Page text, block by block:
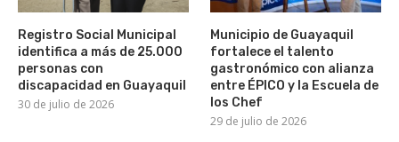
Registro Social Municipal
identifica a más de 25.000
personas con
discapacidad en Guayaquil
30 de julio de 2026
Municipio de Guayaquil
fortalece el talento
gastronómico con alianza
entre ÉPICO y la Escuela de
los Chef
29 de julio de 2026